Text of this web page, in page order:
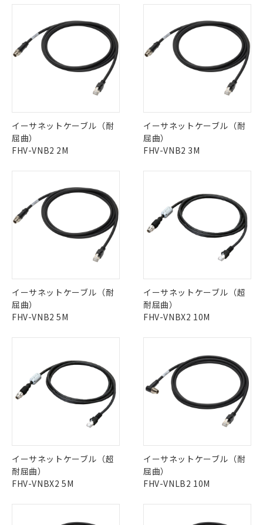
イーサネットケーブル（耐
屈曲）
FHV-VNB2 2M
イーサネットケーブル（耐
屈曲）
FHV-VNB2 3M
イーサネットケーブル（耐
屈曲）
FHV-VNB2 5M
イーサネットケーブル（超
耐屈曲）
FHV-VNBX2 10M
イーサネットケーブル（超
耐屈曲）
FHV-VNBX2 5M
イーサネットケーブル（耐
屈曲）
FHV-VNLB2 10M
また、RoHS指令のフタル酸エステル類４
物質の対応では、対応完了までの期間は出
荷製品に未対応品が混在することから備考
欄に対応日を記載しておりました。
既に当社にて対応品への在庫切替を完了
していることから、特段のことがない限
り、2022年1月12日より割愛しておりま